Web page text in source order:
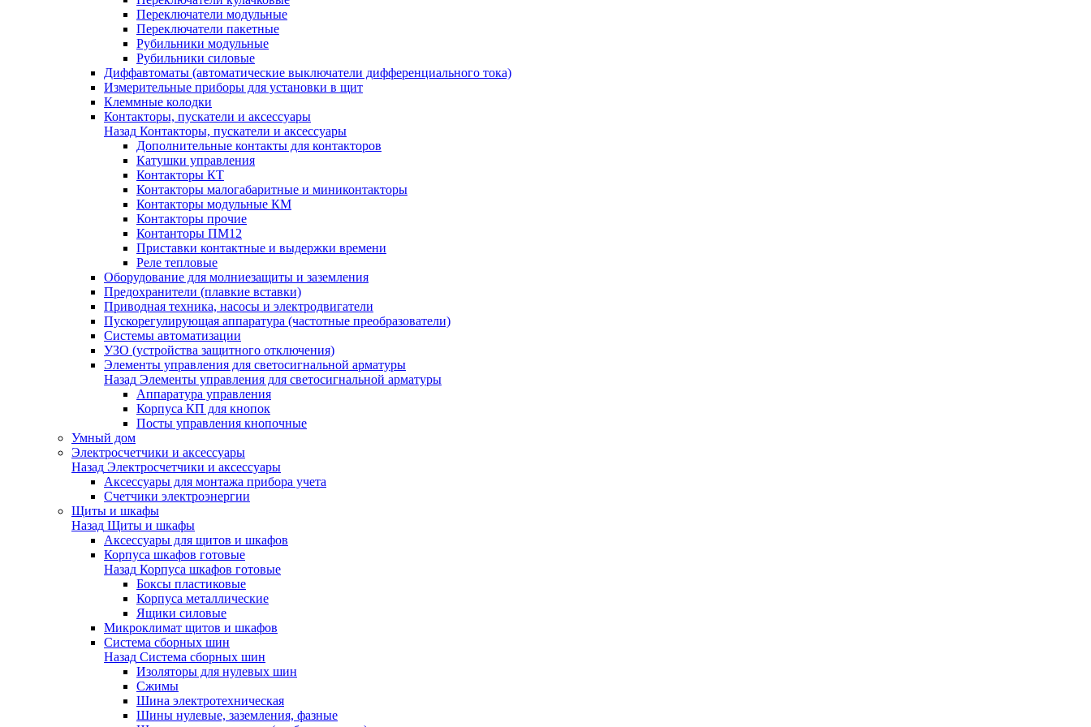
Переключатели модульные
Переключатели пакетные
Рубильники модульные
Рубильники силовые
Диффавтоматы (автоматические выключатели дифференциального тока)
Измерительные приборы для установки в щит
Клеммные колодки
Контакторы, пускатели и аксессуары
Назад Контакторы, пускатели и аксессуары
Дополнительные контакты для контакторов
Катушки управления
Контакторы КТ
Контакторы малогабаритные и миниконтакторы
Контакторы модульные КМ
Контакторы прочие
Контанторы ПМ12
Приставки контактные и выдержки времени
Реле тепловые
Оборудование для молниезащиты и заземления
Предохранители (плавкие вставки)
Приводная техника, насосы и электродвигатели
Пускорегулирующая аппаратура (частотные преобразователи)
Системы автоматизации
УЗО (устройства защитного отключения)
Элементы управления для светосигнальной арматуры
Назад Элементы управления для светосигнальной арматуры
Аппаратура управления
Корпуса КП для кнопок
Посты управления кнопочные
Умный дом
Электросчетчики и аксессуары
Назад Электросчетчики и аксессуары
Аксессуары для монтажа прибора учета
Счетчики электроэнергии
Щиты и шкафы
Назад Щиты и шкафы
Аксессуары для щитов и шкафов
Корпуса шкафов готовые
Назад Корпуса шкафов готовые
Боксы пластиковые
Корпуса металлические
Ящики силовые
Микроклимат щитов и шкафов
Система сборных шин
Назад Система сборных шин
Изоляторы для нулевых шин
Сжимы
Шина электротехническая
Шины нулевые, заземления, фазные